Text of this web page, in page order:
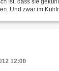
Und zwar im
12:00